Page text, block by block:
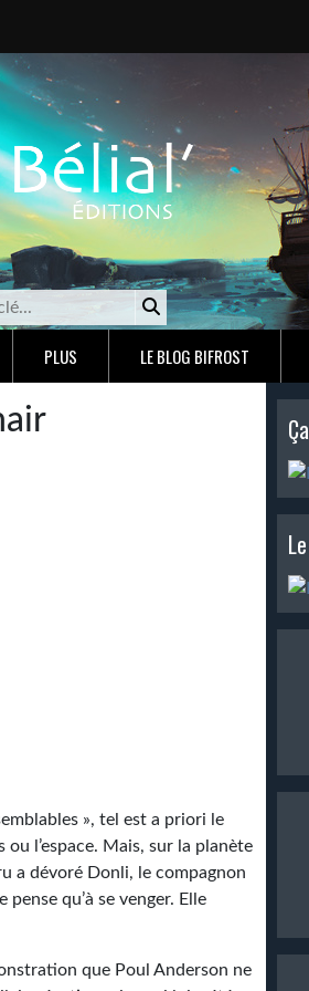
PLUS LE BLOG BIFROST
», tel est a priori le
l’espace. Mais, sur la planète
a dévoré Donli, le compagnon
qu’à se venger. Elle
que Poul Anderson ne